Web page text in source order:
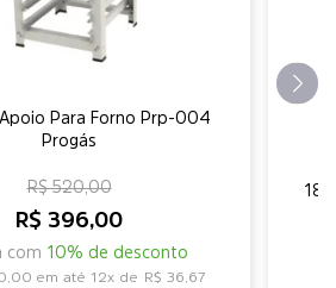
Para Forno Prp-004
Progás
R$ 396,00
com 10% de desconto
R$ 520,00
12x de R$ 36,67